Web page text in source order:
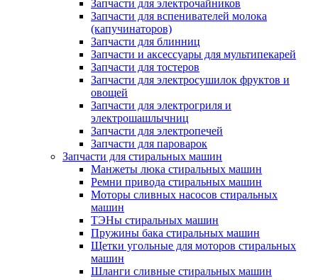
Запчасти для электрочайников
Запчасти для вспенивателей молока
(капучинаторов)
Запчасти для блинниц
Запчасти и аксессуары для мультипекарей
Запчасти для тостеров
Запчасти для электросушилок фруктов и
овощей
Запчасти для электрогриля и
электрошашлычниц
Запчасти для электропечей
Запчасти для пароварок
Запчасти для стиральных машин
Манжеты люка стиральных машин
Ремни привода стиральных машин
Моторы сливных насосов стиральных
машин
ТЭНы стиральных машин
Пружины бака стиральных машин
Щетки угольные для моторов стиральных
машин
Шланги сливные стиральных машин